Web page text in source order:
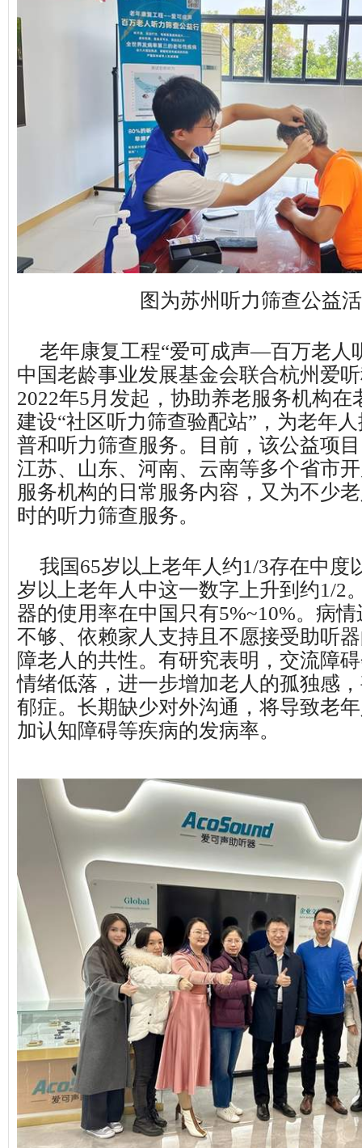
图为苏州听力筛查公益
老年康复工程“爱可成声—百万老人
中国老龄事业发展基金会联合杭州爱
2022年5月发起，协助养老服务机构在
建设“社区听力筛查验配站”，为老年
普和听力筛查服务。目前，该公益项
江苏、山东、河南、云南等多个省市
服务机构的日常服务内容，又为不少
时的听力筛查服务。
我国65岁以上老年人约1/3存在中度
岁以上老年人中这一数字上升到约1/2
器的使用率在中国只有5%~10%。病
不够、依赖家人支持且不愿接受助听
障老人的共性。有研究表明，交流障
情绪低落，进一步增加老人的孤独感
郁症。长期缺少对外沟通，将导致老
加认知障碍等疾病的发病率。